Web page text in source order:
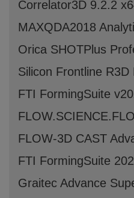
Correlator3D 9.2.2
MAXQDA2018
Orica SHOTPlus
Silicon Frontline
FTI FormingSuite
FLOW-3D CAST
FTI FormingSuite
Graitec Advance